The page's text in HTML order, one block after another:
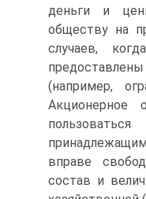
деньги и
обществу на
случаев,
(например,
Акционерное
вправе
состав и